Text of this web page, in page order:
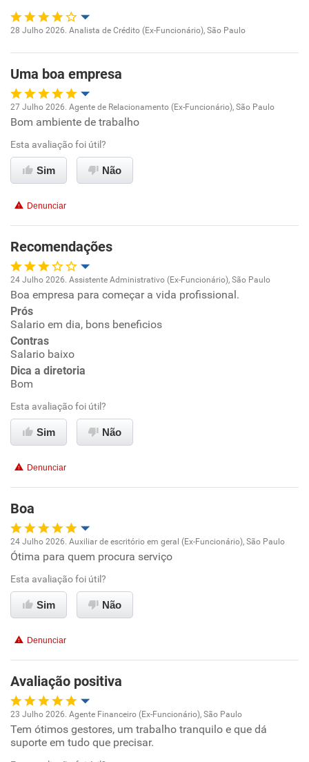
Recomenda esta empresa
Ambiente de trabalho
Conciliação com a vida familiar
Benefícios
Recomenda esta empresa
28 Julho 2026. Analista de Crédito (Ex-Funcionário), São Paulo
Uma boa empresa
Oportunidade de promoção
Ambiente de trabalho
Benefícios
Recomenda esta empresa
Recomenda a diretoria
27 Julho 2026. Agente de Relacionamento (Ex-Funcionário), São Paulo
Bom ambiente de trabalho
Esta avaliação foi útil?
Sim Não
Denunciar
Recomendações
Oportunidade de promoção
Ambiente de trabalho
Conciliação com a vida familiar
Recomenda esta empresa
24 Julho 2026. Assistente Administrativo (Ex-Funcionário), São Paulo
Boa empresa para começar a vida profissional.
Prós
Salario em dia, bons beneficios
Contras
Salario baixo
Dica a diretoria
Bom
Esta avaliação foi útil?
Sim Não
Denunciar
Boa
Oportunidade de promoção
Ambiente de trabalho
Benefícios
Recomenda esta empresa
Recomenda a diretoria
24 Julho 2026. Auxiliar de escritório em geral (Ex-Funcionário), São Paulo
Ótima para quem procura serviço
Esta avaliação foi útil?
Sim Não
Denunciar
Avaliação positiva
Oportunidade de promoção
23 Julho 2026. Agente Financeiro (Ex-Funcionário), São Paulo
Tem ótimos gestores, um trabalho tranquilo e que dá
suporte em tudo que precisar.